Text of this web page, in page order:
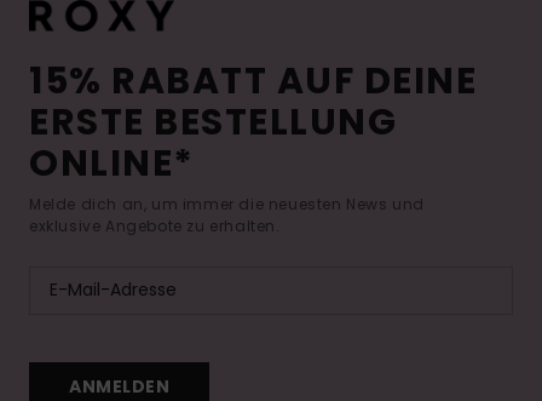
15% RABATT AUF DEINE
ERSTE BESTELLUNG
ONLINE*
Melde dich an, um immer die neuesten News und
exklusive Angebote zu erhalten.
ANMELDEN